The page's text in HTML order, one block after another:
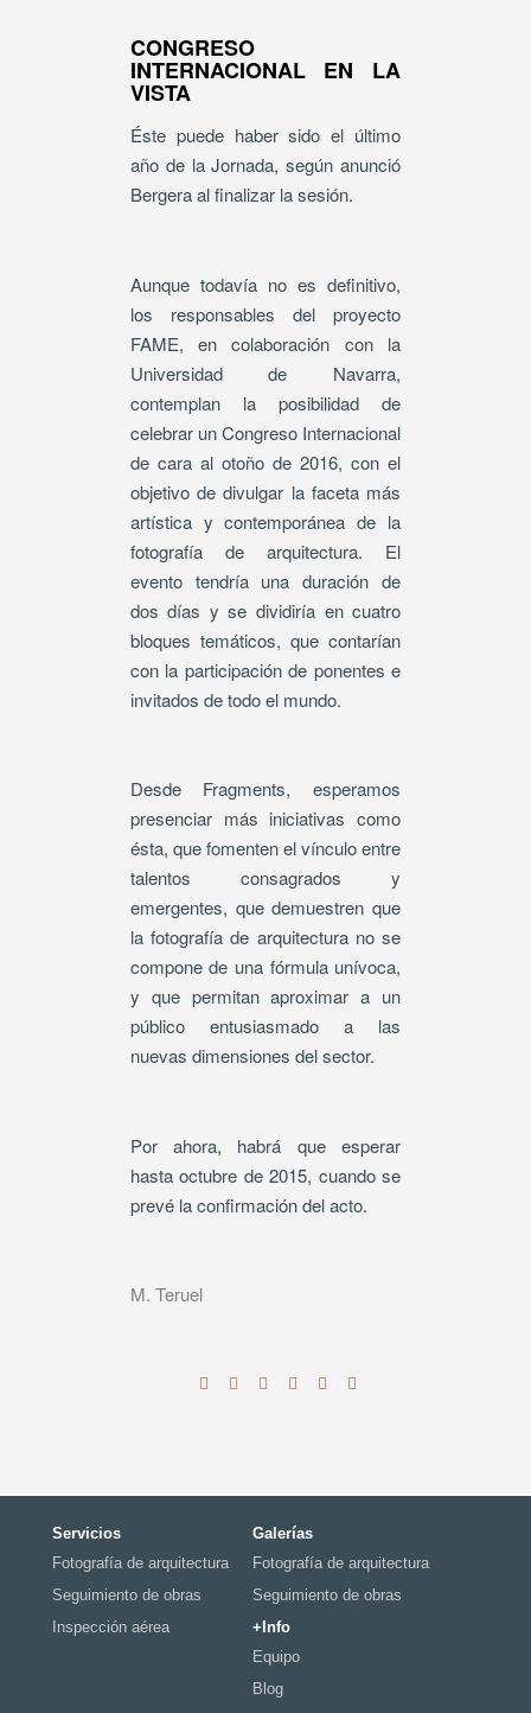
CONGRESO
INTERNACIONAL EN LA
VISTA
Éste puede haber sido el último
año de la Jornada, según anunció
Bergera al finalizar la sesión.
Aunque todavía no es definitivo,
los responsables del proyecto
FAME, en colaboración con la
Universidad de Navarra,
contemplan la posibilidad de
celebrar un Congreso Internacional
de cara al otoño de 2016, con el
objetivo de divulgar la faceta más
artística y contemporánea de la
fotografía de arquitectura. El
evento tendría una duración de
dos días y se dividiría en cuatro
bloques temáticos, que contarían
con la participación de ponentes e
invitados de todo el mundo.
Desde Fragments, esperamos
presenciar más iniciativas como
ésta, que fomenten el vínculo entre
talentos consagrados y
emergentes, que demuestren que
la fotografía de arquitectura no se
compone de una fórmula unívoca,
y que permitan aproximar a un
público entusiasmado a las
nuevas dimensiones del sector.
Por ahora, habrá que esperar
hasta octubre de 2015, cuando se
prevé la confirmación del acto.
M. Teruel
Servicios
Fotografía de arquitectura
Seguimiento de obras
Inspección aérea
Galerías
Fotografía de arquitectura
Seguimiento de obras
+Info
Equipo
Blog